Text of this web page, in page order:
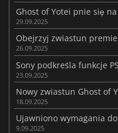
29.09.2025
26.09.2025
23.09.2025
18.09.2025
9.09.2025